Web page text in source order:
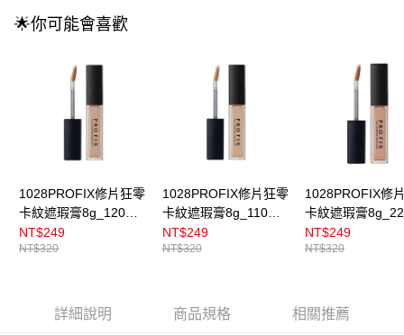
1.分期款項不併入電信帳單，「大哥付你分期」於每月結算日後寄送繳費提
帳／街口支付／iPASS MONEY」等通路繳費。
【注意事項】
1.本服務係由「台灣大哥大股份有限公司」（以下簡稱本公司）所提供，讓
用戶於交易時，得透過本服務購買商品或服務，並由商店將買賣／分期付款
買賣價金債權讓與本公司後，依約使用本公司帳單繳交帳款。
資料（包含姓名、電話或地址）提供予台灣大哥大進項蒐集、處理及利用，
由本公司與您本人進行分期帳單所需資料之確認、核對及更正。
3.完整用戶服務條款，請詳閱以下連結：https://oppay.tw/userRule
每筆NT$100，滿NT$899(含以上)免運費
7-11取貨付款
每筆NT$100，滿NT$899(含以上)免運費
付款後7-11取貨
每筆NT$100，滿NT$899(含以上)免運費
每筆NT$100，滿NT$899(含以上)免運費
付款後門市自取
🌟你可能會喜歡
1028PROFIX修片狂零
卡紋遮瑕膏8g_120裸
膚
NT$249
NT$320
1028PROFIX修片狂零
卡紋遮瑕膏8g_110白
皙
NT$249
NT$320
1028PROFIX修
卡紋遮瑕膏
桃
NT$249
NT$320
詳細說明 商品規格 相關推薦